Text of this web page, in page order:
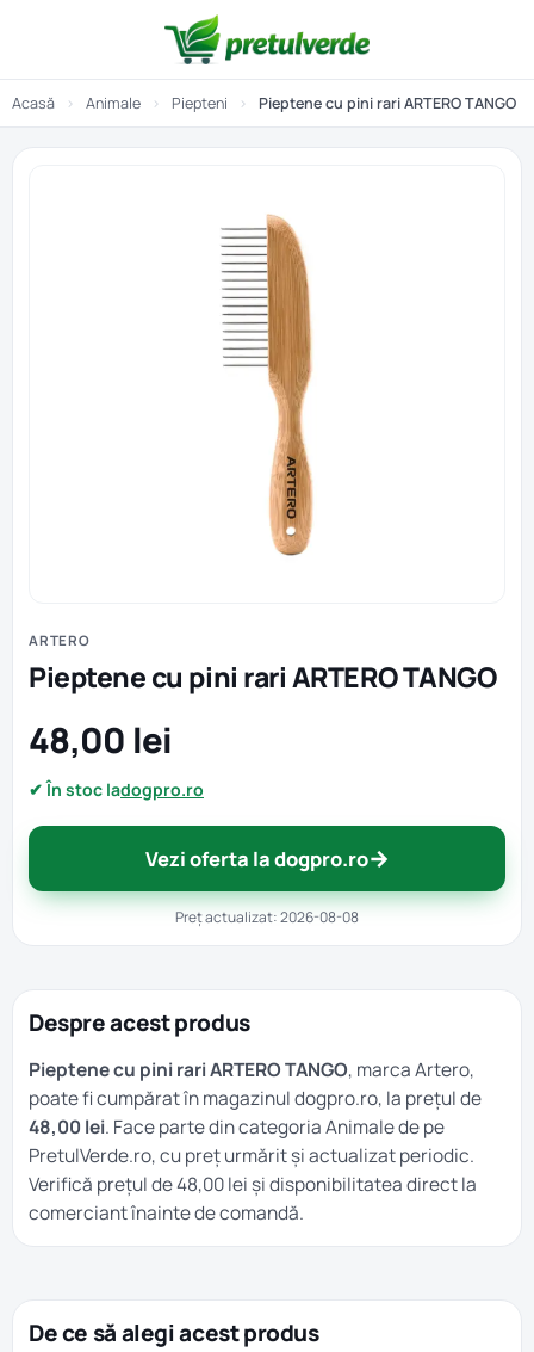
Acasă › Animale › Piepteni › Pieptene cu pini rari ARTERO TANGO
ARTERO
Pieptene cu pini rari ARTERO TANGO
48,00 lei
✔ În stoc ladogpro.ro
Vezi oferta la dogpro.ro→
Preț actualizat: 2026-08-08
Despre acest produs
Pieptene cu pini rari ARTERO TANGO, marca Artero,
poate fi cumpărat în magazinul dogpro.ro, la prețul de
48,00 lei. Face parte din categoriaAnimalede pe
PretulVerde.ro, cu preț urmărit și actualizat periodic.
Verifică prețul de 48,00 lei și disponibilitatea direct la
comerciant înainte de comandă.
De ce să alegi acest produs